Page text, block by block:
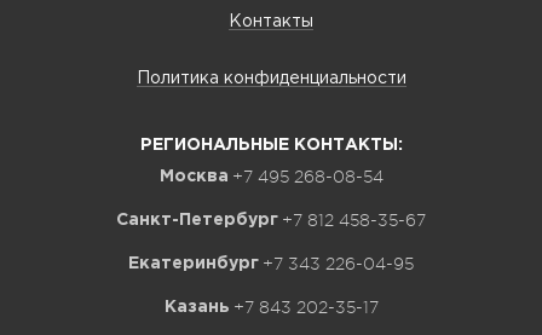
Контакты
Политика конфиденциальности
РЕГИОНАЛЬНЫЕ КОНТАКТЫ:
Москва +7 495 268-08-54
Санкт-Петербург +7 812 458-35-67
Екатеринбург +7 343 226-04-95
Казань +7 843 202-35-17